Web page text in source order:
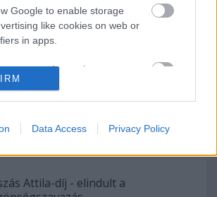
Google to enable storage
like cookies on web or
in apps.
my user data to be sent to
advertising purposes.
advertising.
Google to enable storage
like cookies on web or
in apps.
Data Access Privacy Policy
jön az év legvidámabb
előadás
Attila-díj - elindult a